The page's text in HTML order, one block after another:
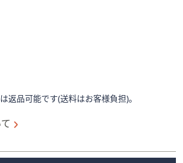
返品可能です(送料はお客様負担)。